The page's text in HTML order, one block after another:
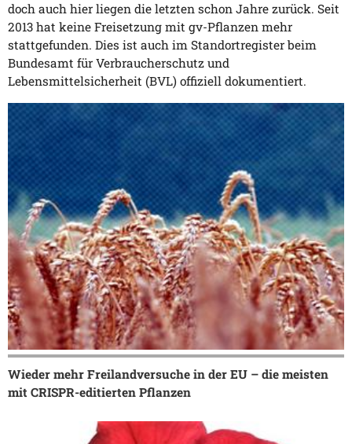
doch auch hier liegen die letzten schon Jahre zurück. Seit
2013 hat keine Freisetzung mit gv-Pflanzen mehr
stattgefunden. Dies ist auch im Standortregister beim
Bundesamt für Verbraucherschutz und
Lebensmittelsicherheit (BVL) offiziell dokumentiert.
Wieder mehr Freilandversuche in der EU – die meisten
mit CRISPR-editierten Pflanzen